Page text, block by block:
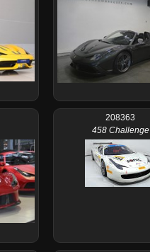
208363
458 Challenge